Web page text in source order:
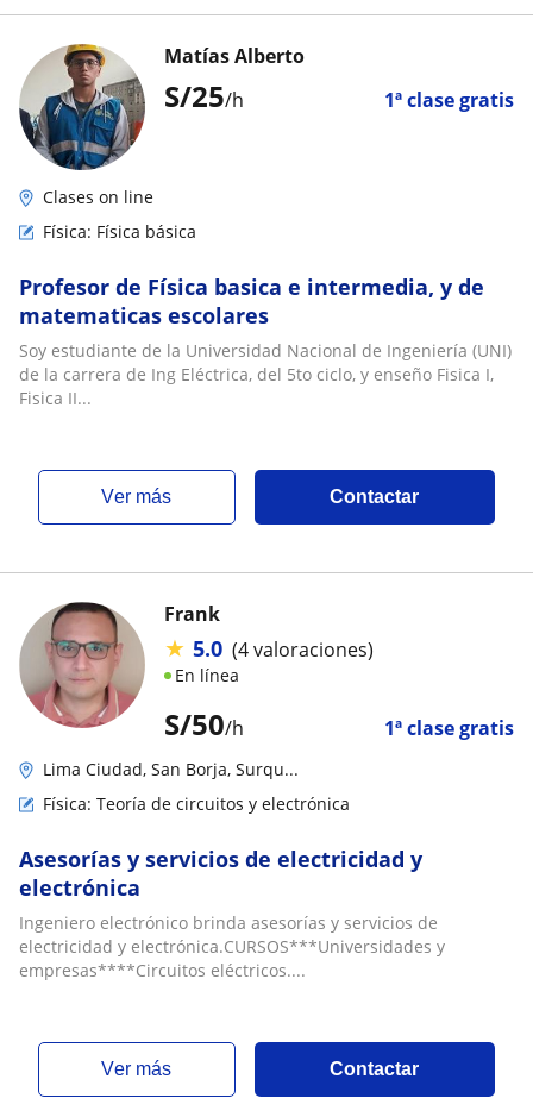
S/25/h 1ª clase gratis
Matías Alberto
Clases on line
Física: Física básica
Profesor de Física basica e intermedia, y de
matematicas escolares
Soy estudiante de la Universidad Nacional de Ingeniería (UNI)
de la carrera de Ing Eléctrica, del 5to ciclo, y enseño Fisica I,
Fisica II...
ver más Contactar
S/50/h 1ª clase gratis
Frank
★ 5.0 (4 valoraciones)
En línea
Lima Ciudad, San Borja, Surqu...
Física: Teoría de circuitos y electrónica
Asesorías y servicios de electricidad y
electrónica
Ingeniero electrónico brinda asesorías y servicios de
electricidad y electrónica.CURSOS***Universidades y
empresas****Circuitos eléctricos....
ver más Contactar